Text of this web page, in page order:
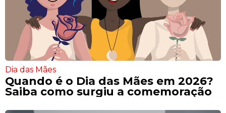
Dia das Mães
Quando é o Dia das Mães em 2026?
Saiba como surgiu a comemoração